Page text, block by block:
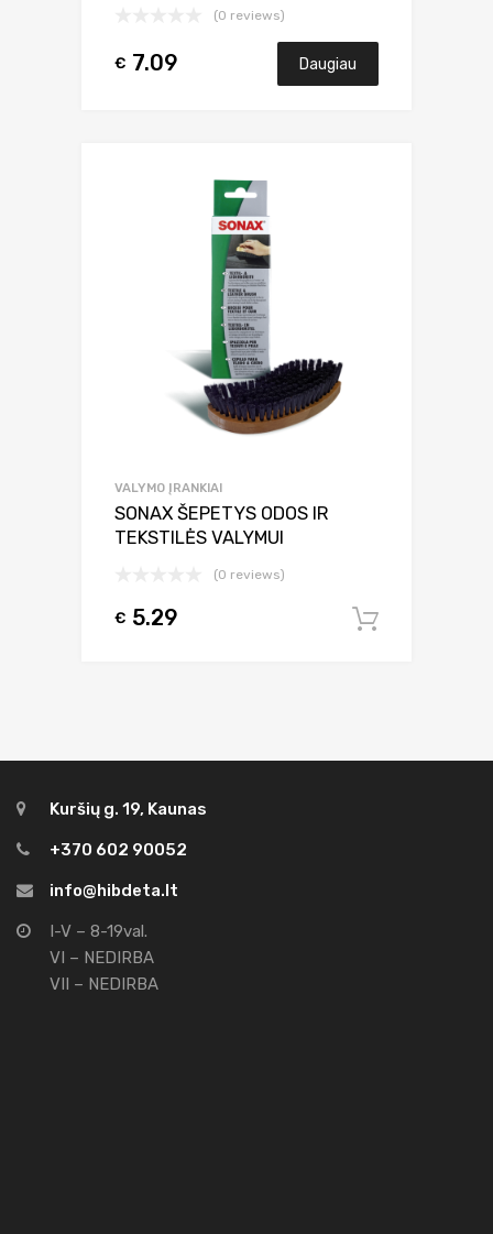
(0 reviews)
€ 7.09 Daugiau
VALYMO ĮRANKIAI
SONAX ŠEPETYS ODOS IR
TEKSTILĖS VALYMUI
(0 reviews)
€ 5.29
Kuršių g. 19, Kaunas
+370 602 90052
info@hibdeta.lt
I-V – 8-19val.
VI – NEDIRBA
VII – NEDIRBA